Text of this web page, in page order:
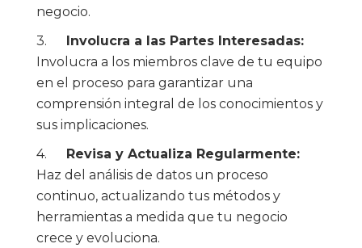
negocio.
3.
Involucra a las Partes Interesadas:
Involucra a los miembros clave de tu equipo
en el proceso para garantizar una
comprensión integral de los conocimientos y
sus implicaciones.
4.
Revisa y Actualiza Regularmente:
Haz del análisis de datos un proceso
continuo, actualizando tus métodos y
herramientas a medida que tu negocio
crece y evoluciona.